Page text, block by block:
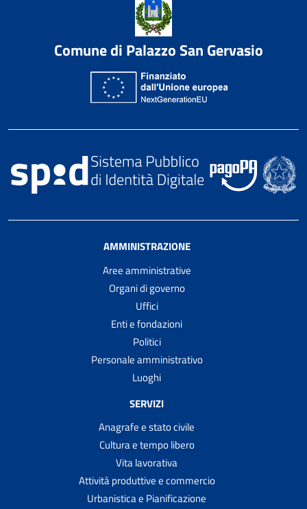
Comune di Palazzo San Gervasio
AMMINISTRAZIONE
Aree amministrative
Organi di governo
Uffici
Enti e fondazioni
Politici
Personale amministrativo
Luoghi
SERVIZI
Anagrafe e stato civile
Cultura e tempo libero
Vita lavorativa
Attività produttive e commercio
Urbanistica e Pianificazione